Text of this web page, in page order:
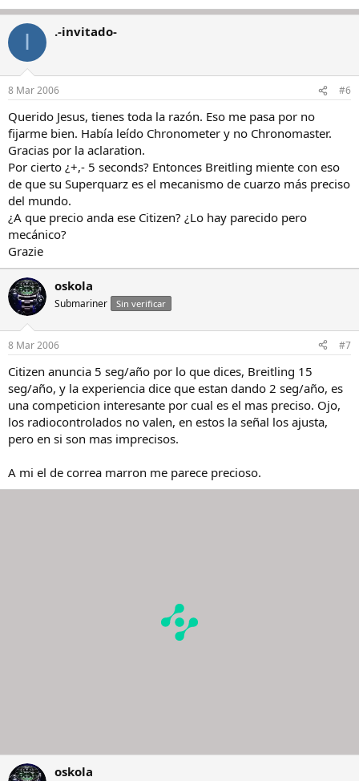
I .-invitado-
8 Mar 2006 #6
Querido Jesus, tienes toda la razón. Eso me pasa por no
fijarme bien. Había leído Chronometer y no Chronomaster.
Gracias por la aclaration.
Por cierto ¿+,- 5 seconds? Entonces Breitling miente con eso
de que su Superquarz es el mecanismo de cuarzo más preciso
del mundo.
¿A que precio anda ese Citizen? ¿Lo hay parecido pero
mecánico?
Grazie
oskola
Submariner Sin verificar
8 Mar 2006 #7
Citizen anuncia 5 seg/año por lo que dices, Breitling 15
seg/año, y la experiencia dice que estan dando 2 seg/año, es
una competicion interesante por cual es el mas preciso. Ojo,
los radiocontrolados no valen, en estos la señal los ajusta,
pero en si son mas imprecisos.
A mi el de correa marron me parece precioso.
oskola